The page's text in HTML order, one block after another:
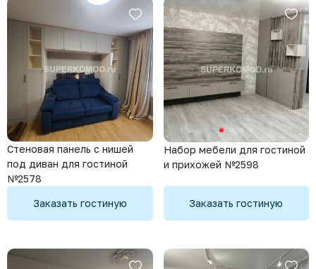
Стеновая панель с нишей
под диван для гостиной
№2578
Заказать гостиную
Набор мебели для гостиной
и прихожей №2598
Заказать гостиную